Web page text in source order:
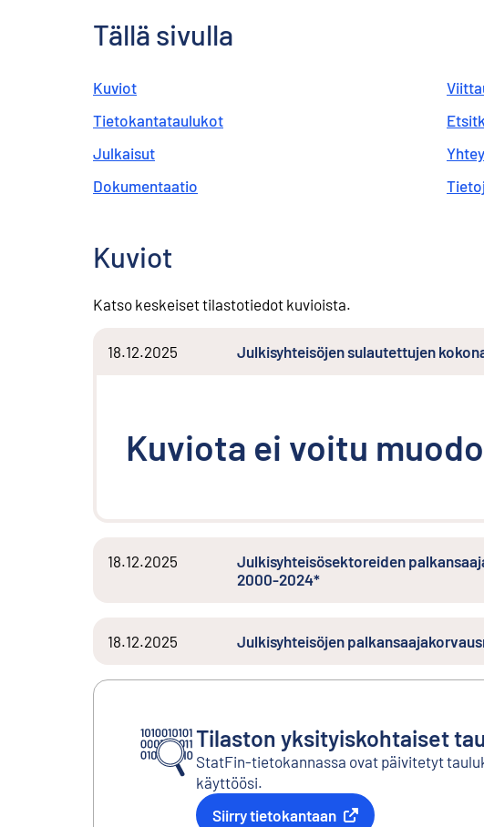
Tällä sivulla
Kuviot
Tietokantataulukot
Julkaisut
Dokumentaatio
Kuviot
Katso keskeiset tilastotiedot kuvioista.
18.12.2025 Julkisyhteisöjen sulautettujen
Kuviota ei voitu
18.12.2025
Julkisyhteisösektoreiden
2000-2024*
18.12.2025 Julkisyhteisöjen
Tilaston yksityiskohtaiset
StatFin-tietokannassa ovat päivitetyt
käyttöösi.
Siirry tietokantaan